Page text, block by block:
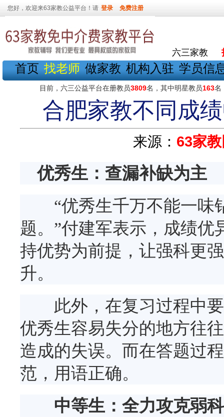
您好，欢迎来63家教公益平台！请 登录 免费注册
六三家教
首页 找老师 做家教 机构入驻 学员信
目前，六三公益平台在册教员3809名，其中明星教员163名
合肥家教不同成
来源： 63家
优秀生：查漏补缺为主
“优秀生千万不能一味
题。”付建军表示，成绩优
持优势为前提，让强科更
升。
此外，在复习过程中要
优秀生容易失分的地方往
造成的失误。而在答题过
范，用语正确。
中等生：全力攻克弱科